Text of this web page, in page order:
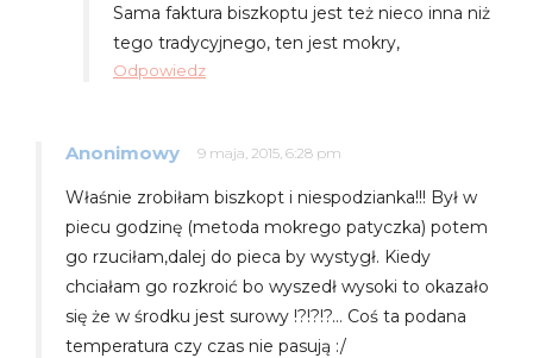
Sama faktura biszkoptu jest też nieco inna niż
tego tradycyjnego, ten jest mokry,
Odpowiedz
Anonimowy 9 maja, 2015, 6:28 pm
Właśnie zrobiłam biszkopt i niespodzianka!!! Był w
piecu godzinę (metoda mokrego patyczka) potem
go rzuciłam,dalej do pieca by wystygł. Kiedy
chciałam go rozkroić bo wyszedł wysoki to okazało
się że w środku jest surowy !?!?!?… Coś ta podana
temperatura czy czas nie pasują :/